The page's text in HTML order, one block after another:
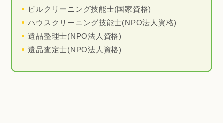
ビルクリーニング技能士(国家資格)
ハウスクリーニング技能士(NPO法人資格)
遺品整理士(NPO法人資格)
遺品査定士(NPO法人資格)